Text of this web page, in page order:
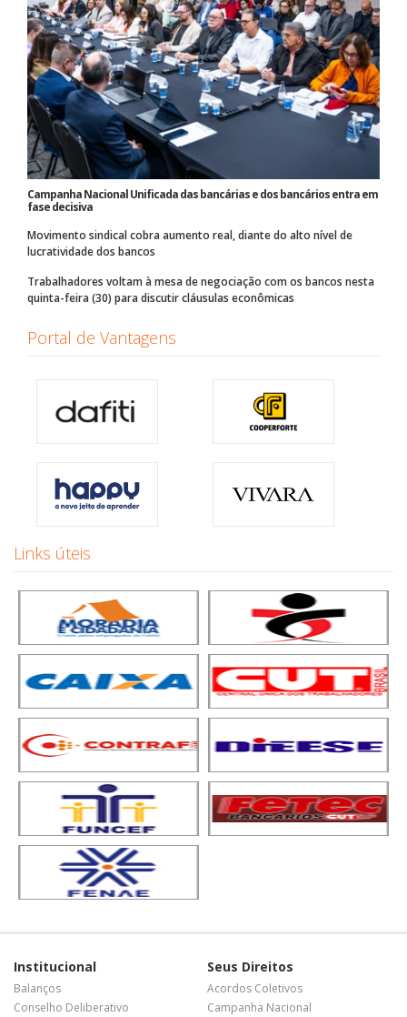
Campanha Nacional Unificada das bancárias e dos bancários entra em
fase decisiva
Movimento sindical cobra aumento real, diante do alto nível de
lucratividade dos bancos
Trabalhadores voltam à mesa de negociação com os bancos nesta
quinta-feira (30) para discutir cláusulas econômicas
Portal de Vantagens
Links úteis
Institucional
Balanços
Conselho Deliberativo
Seus Direitos
Acordos Coletivos
Campanha Nacional